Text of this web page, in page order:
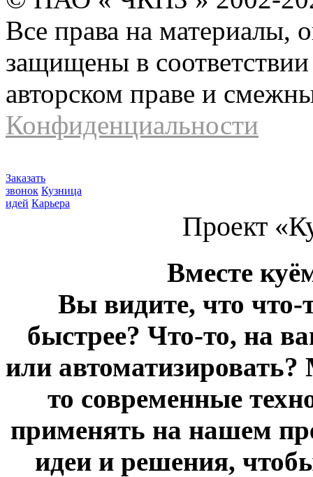
Все права на материалы,
защищены в соответствии
авторском праве и
Конфиденциальности
Заказать
звонок Кузница
идей Карьера
Проект
Вместе
Вы видите, что
быстрее? Что-то, на
или
то современные
применять на нашем
идеи и решения,